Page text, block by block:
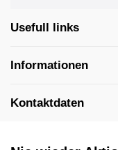
Usefull links
Informationen
Kontaktdaten